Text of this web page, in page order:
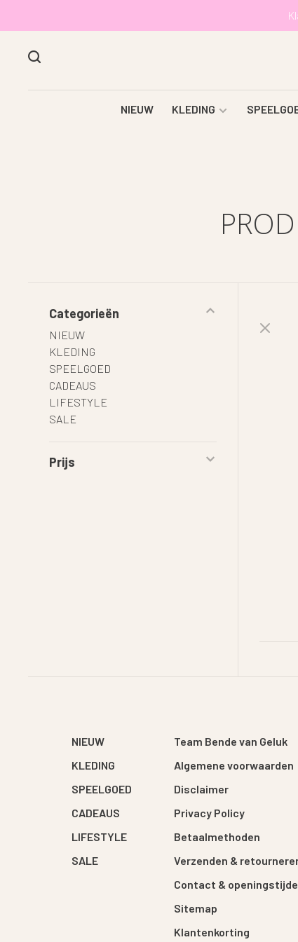
NIEUW KLEDING
Categorieën
NIEUW
KLEDING
SPEELGOED
CADEAUS
LIFESTYLE
SALE
Prijs
NIEUW
KLEDING
SPEELGOED
CADEAUS
LIFESTYLE
SALE
Team Bende van Geluk
Algemene voorwaarden
Disclaimer
Privacy Policy
Betaalmethoden
Verzenden &
Contact &
Sitemap
Klantenkorting